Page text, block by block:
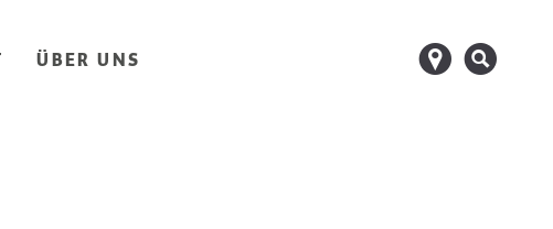
ÜBER UNS d s